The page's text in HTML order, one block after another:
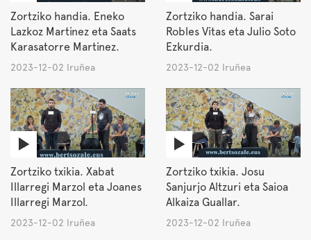
Zortziko handia. Eneko
Lazkoz Martinez eta Saats
Karasatorre Martinez.
2023-12-02 Iruñea
Zortziko handia. Sarai
Robles Vitas eta Julio Soto
Ezkurdia.
2023-12-02 Iruñea
Zortziko txikia. Xabat
Illarregi Marzol eta Joanes
Illarregi Marzol.
2023-12-02 Iruñea
Zortziko txikia. Josu
Sanjurjo Altzuri eta Saioa
Alkaiza Guallar.
2023-12-02 Iruñea